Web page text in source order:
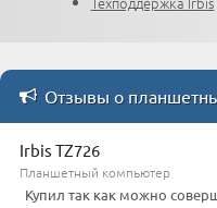
Отзывы о
Irbis TZ726
Планшетный компьютер
Купил так как можно